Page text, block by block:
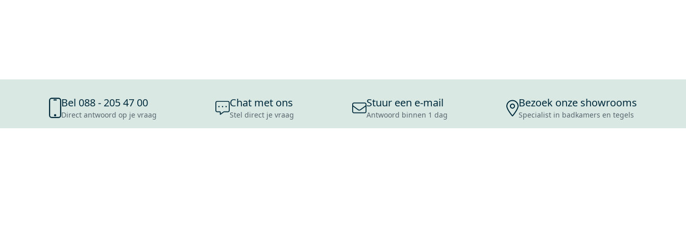
Bel 088 - 205 47 00
Direct antwoord op je vraag
Chat met ons
Stel direct je vraag
Stuur een e-mail
Antwoord binnen 1 dag
Bezoek onze showrooms
Specialist in badkamers en tegels